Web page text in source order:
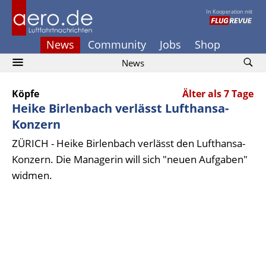
In Kooperation mit
News Community Jobs Shop
News
Köpfe Älter als 7 Tage
Heike Birlenbach verlässt Lufthansa-
Konzern
ZÜRICH - Heike Birlenbach verlässt den Lufthansa-
Konzern. Die Managerin will sich "neuen Aufgaben"
widmen.